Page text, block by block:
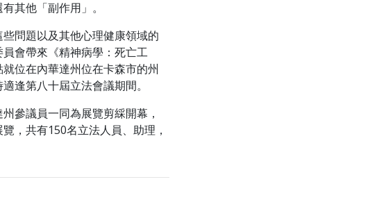
其他「副作用」。
問題以及其他心理健康領域的
會帶來《精神病學：死亡工
位在內華達州位在卡森市的州
逢第八十屆立法會議期間。
參議員一同為展覽剪綵開幕，
，共有150名立法人員、助理，